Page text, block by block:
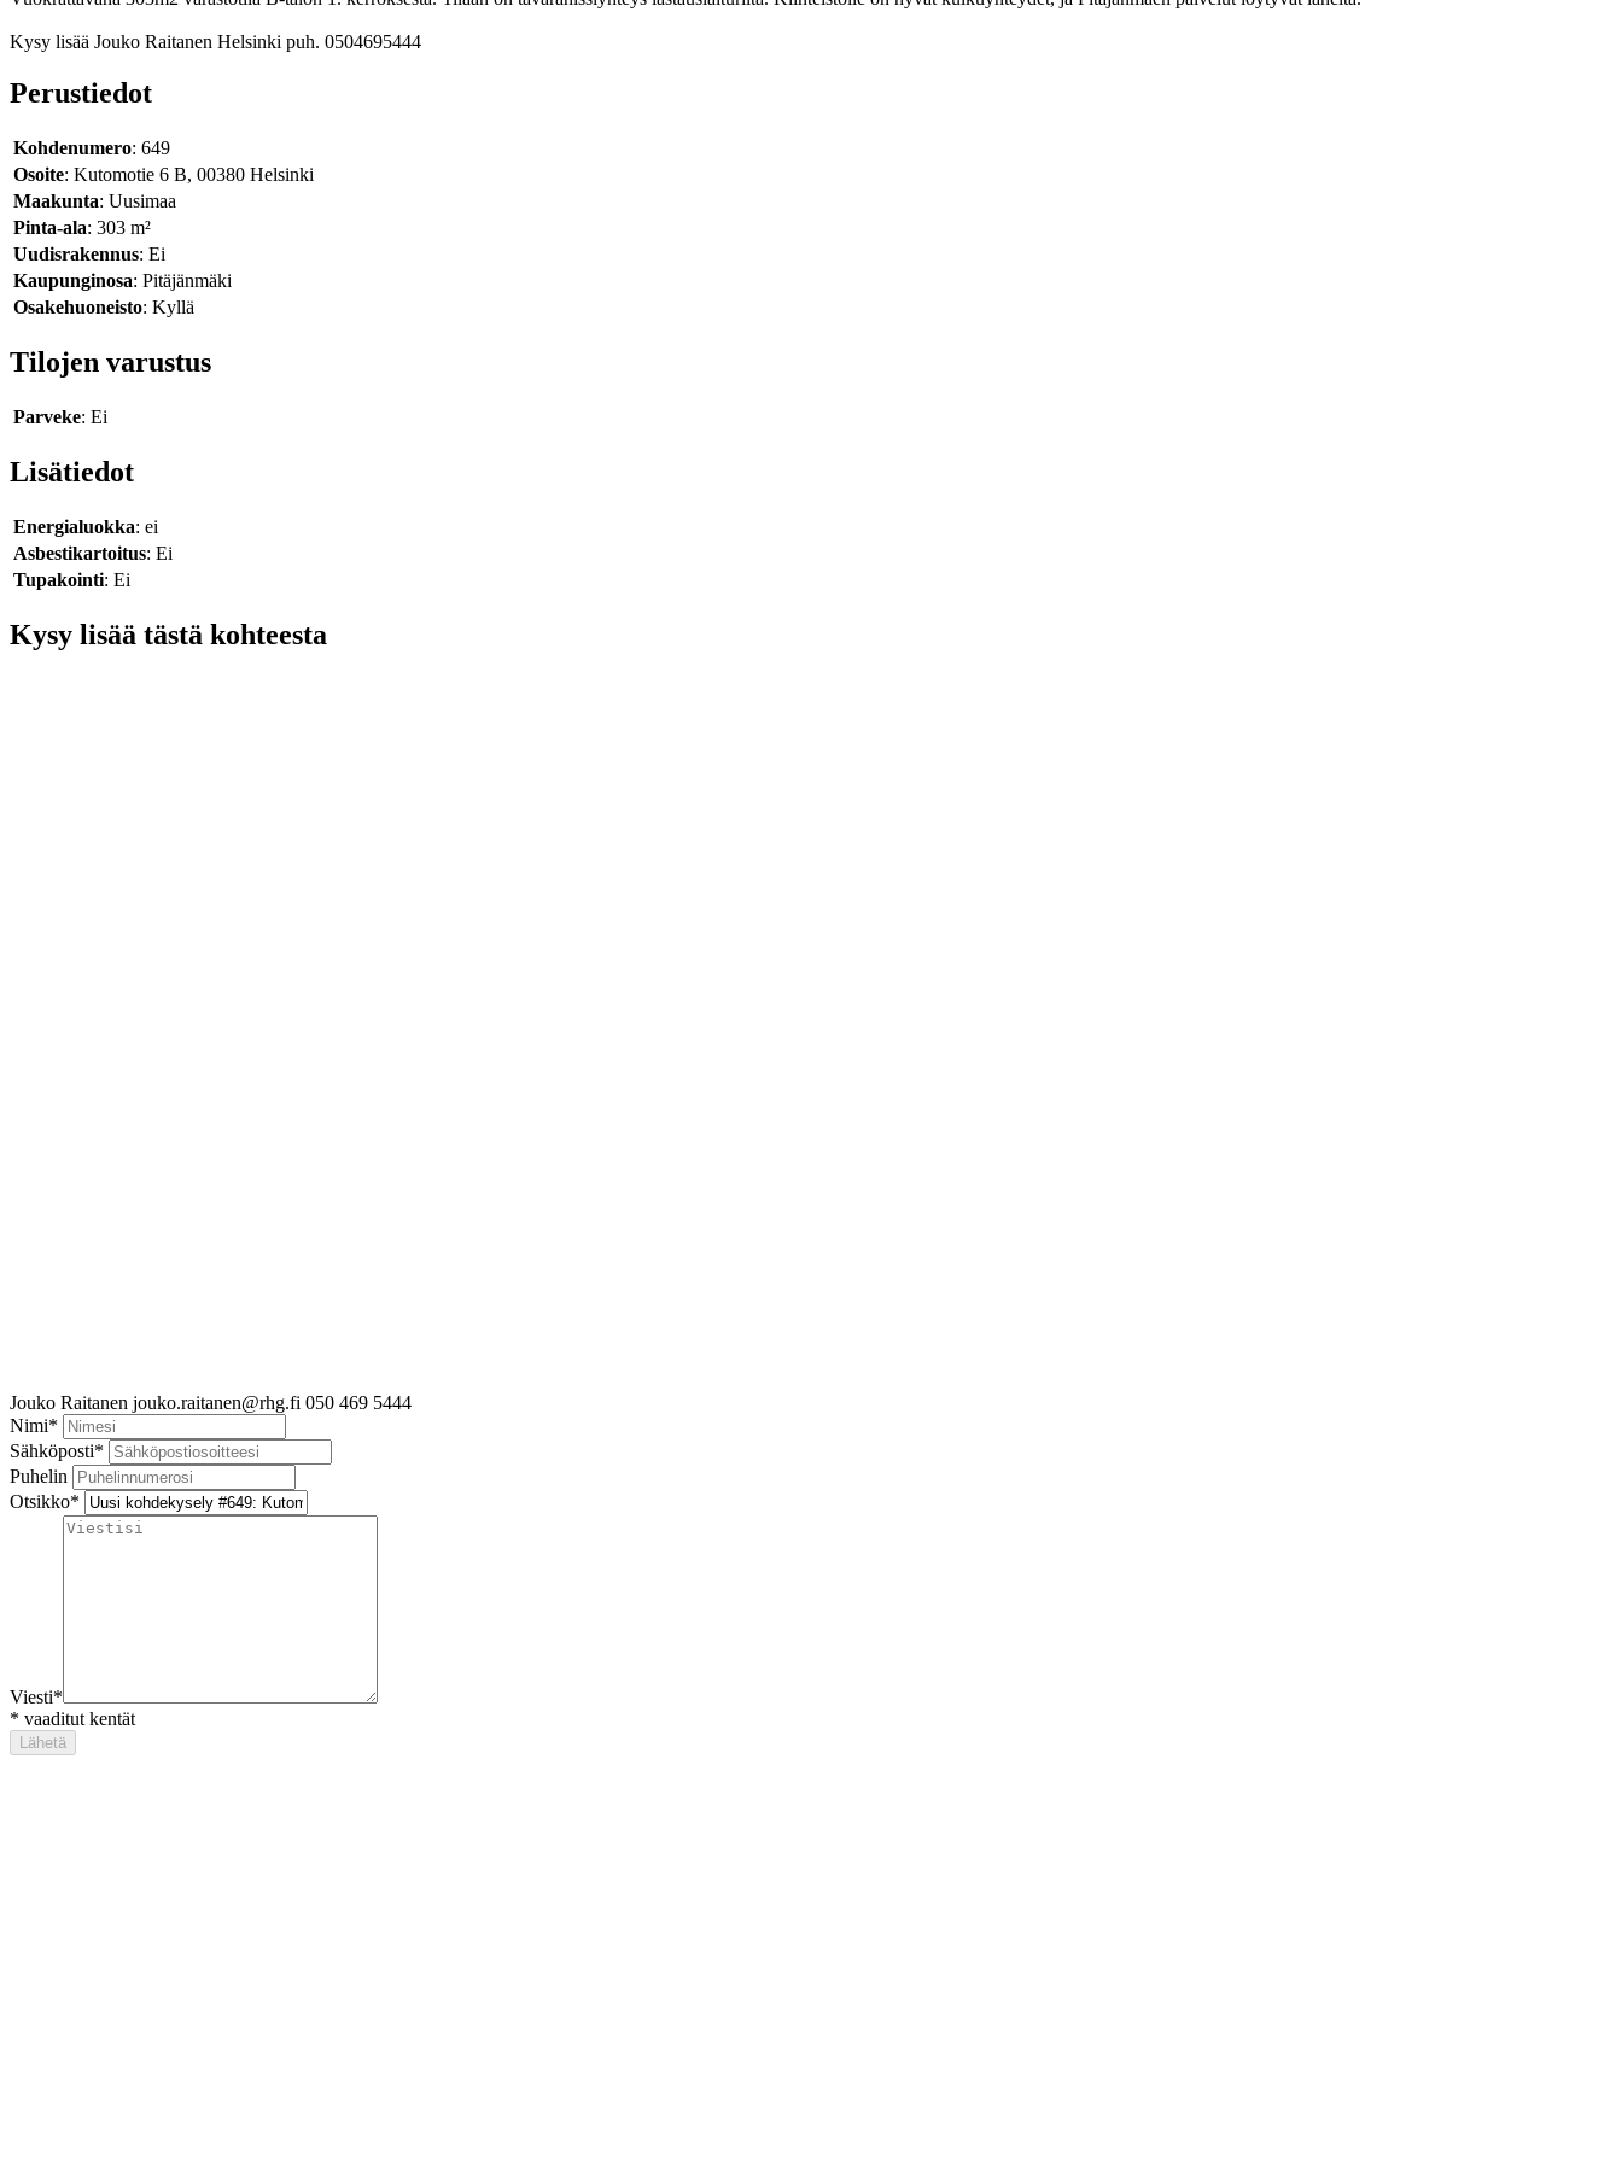
Kysy lisää Jouko Raitanen Helsinki puh. 0504695444
Perustiedot
Kohdenumero: 649
Osoite: Kutomotie 6 B, 00380 Helsinki
Maakunta: Uusimaa
Pinta-ala: 303 m²
Uudisrakennus: Ei
Kaupunginosa: Pitäjänmäki
Osakehuoneisto: Kyllä
Tilojen varustus
Parveke: Ei
Lisätiedot
Energialuokka: ei
Asbestikartoitus: Ei
Tupakointi: Ei
Kysy lisää tästä kohteesta
Jouko Raitanen jouko.raitanen@rhg.fi 050 469 5444
Nimi*
Sähköposti*
Puhelin
Otsikko*
Viesti*
* vaaditut kentät